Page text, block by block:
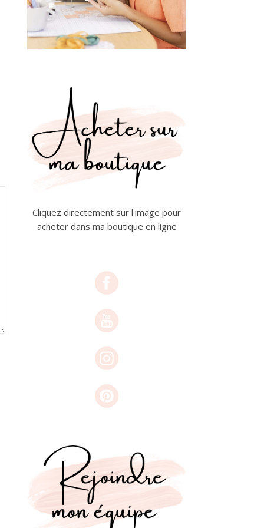
Cliquez directement sur l'image pour
acheter dans ma boutique en ligne